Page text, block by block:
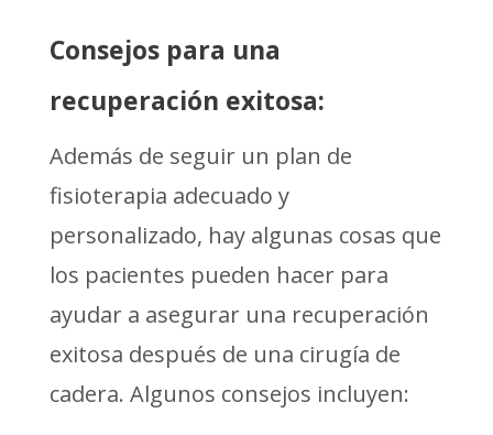
Consejos para una
recuperación exitosa:
Además de seguir un plan de
fisioterapia adecuado y
personalizado, hay algunas cosas que
los pacientes pueden hacer para
ayudar a asegurar una recuperación
exitosa después de una cirugía de
cadera. Algunos consejos incluyen: